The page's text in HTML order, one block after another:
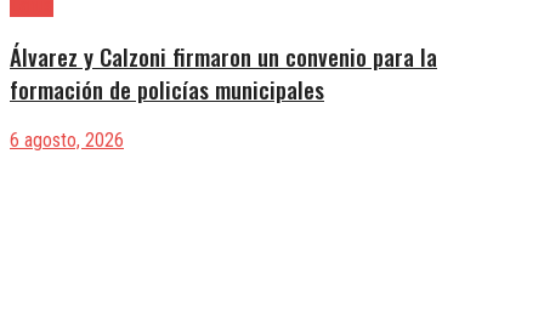
Álvarez y Calzoni firmaron un convenio para la
formación de policías municipales
6 agosto, 2026